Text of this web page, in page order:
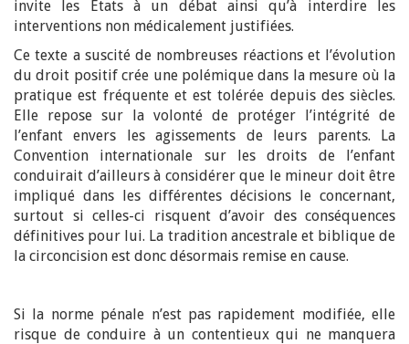
invite les Etats à un débat ainsi qu’à interdire les
interventions non médicalement justifiées.
Ce texte a suscité de nombreuses réactions et l’évolution
du droit positif crée une polémique dans la mesure où la
pratique est fréquente et est tolérée depuis des siècles.
Elle repose sur la volonté de protéger l’intégrité de
l’enfant envers les agissements de leurs parents. La
Convention internationale sur les droits de l’enfant
conduirait d’ailleurs à considérer que le mineur doit être
impliqué dans les différentes décisions le concernant,
surtout si celles-ci risquent d’avoir des conséquences
définitives pour lui. La tradition ancestrale et biblique de
la circoncision est donc désormais remise en cause.
Si la norme pénale n’est pas rapidement modifiée, elle
risque de conduire à un contentieux qui ne manquera